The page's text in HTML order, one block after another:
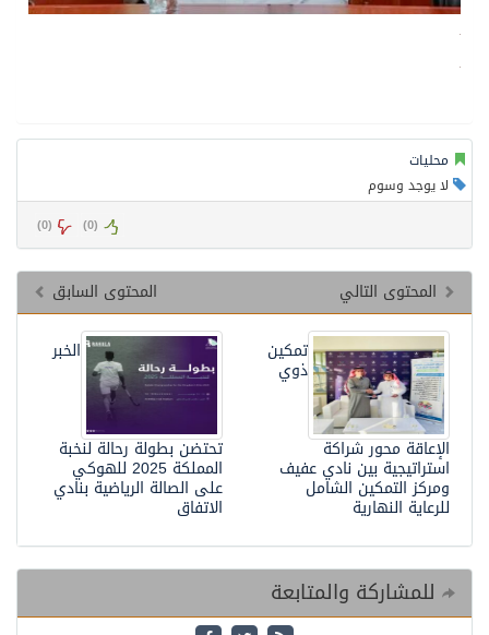
محليات
لا يوجد وسوم
(
0
) (
0
)
المحتوى السابق
المحتوى التالي
الخبر
تحتضن بطولة رحالة لنخبة
المملكة 2025 للهوكي
على الصالة الرياضية بنادي
الاتفاق
تمكين
ذوي
الإعاقة محور شراكة
استراتيجية بين نادي عفيف
ومركز التمكين الشامل
للرعاية النهارية
للمشاركة والمتابعة